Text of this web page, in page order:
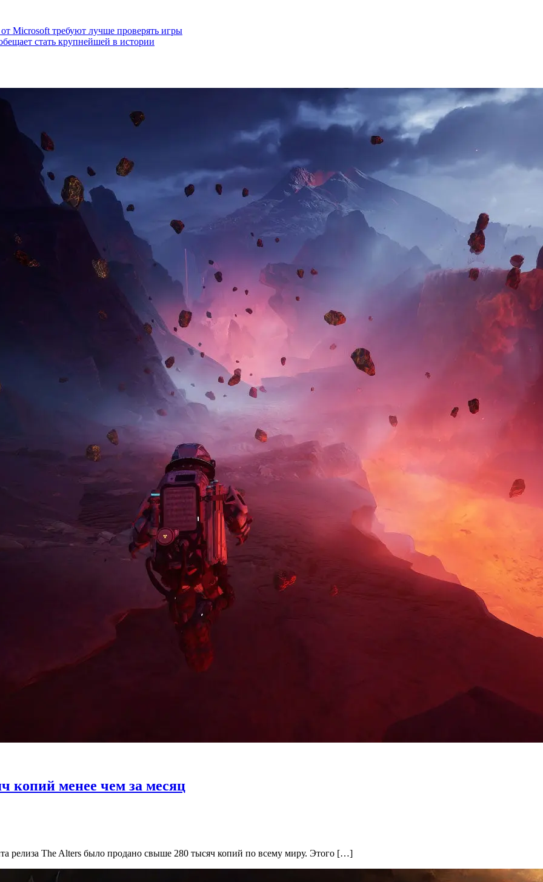
Microsoft требуют лучше проверять игры
стать крупнейшей в истории
копий менее чем за месяц
релиза The Alters было продано свыше 280 тысяч копий по всему миру. Этого […]